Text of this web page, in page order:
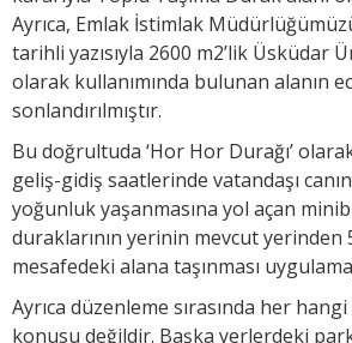
Ayrıca, Emlak İstimlak
tarihli yazısıyla 2600 m2’lik Üsküdar
olarak kullanımında bulunan alanın
sonlandırılmıştır.
Bu doğrultuda ‘Hor Hor Durağı’
geliş-gidiş saatlerinde vatandaşı
yoğunluk yaşanmasına yol açan
duraklarının yerinin mevcut yerinden
mesafedeki alana taşınması
Ayrıca düzenleme sırasında her
konusu değildir. Başka yerlerdeki